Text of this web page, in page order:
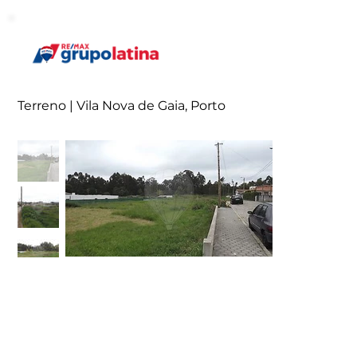
Terreno | Vila Nova de Gaia, Porto